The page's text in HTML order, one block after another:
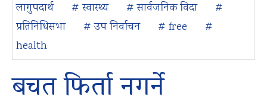
लागुपदार्थ
# स्वास्थ्य # सार्वजनिक विदा
#
प्रतिनिधिसभा
# उप निर्वाचन # free
#
health